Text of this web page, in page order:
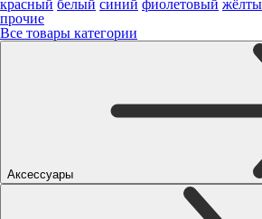
красный белый синий фиолетовый
прочие
Все товары категории
Аксессуары